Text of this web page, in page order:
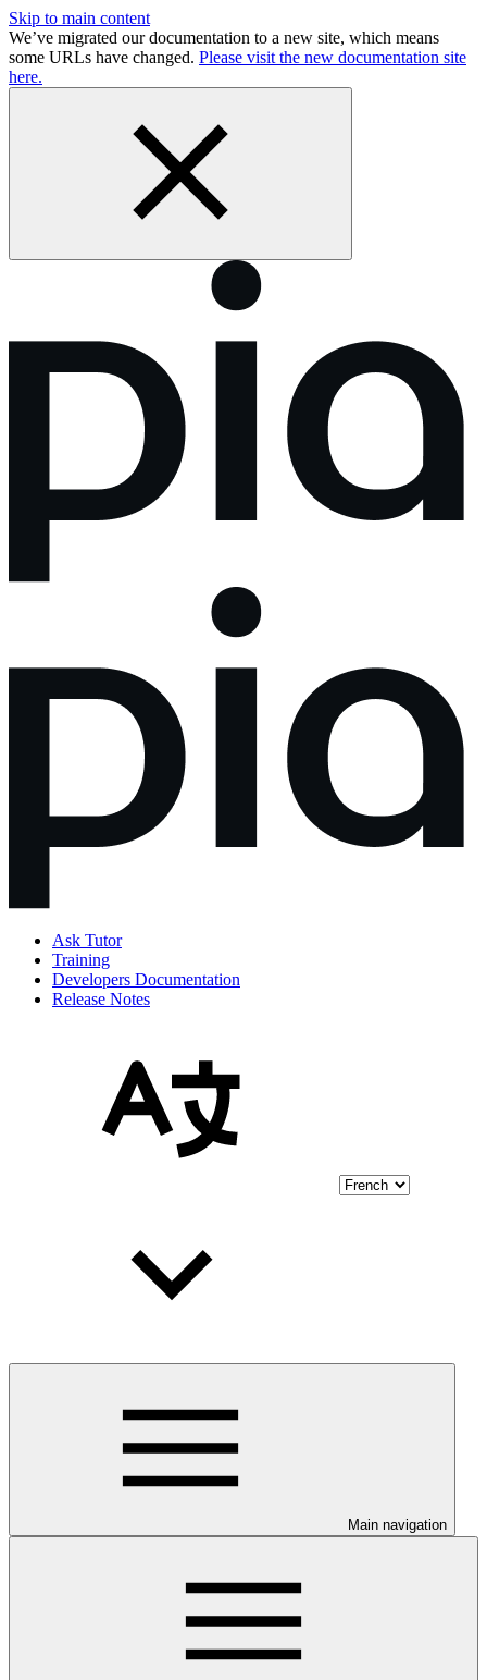
Skip to main content
We’ve migrated our documentation to a new site, which means
some URLs have changed. Please visit the new documentation site
here.
Ask Tutor
Training
Developers Documentation
Release Notes
Main navigation